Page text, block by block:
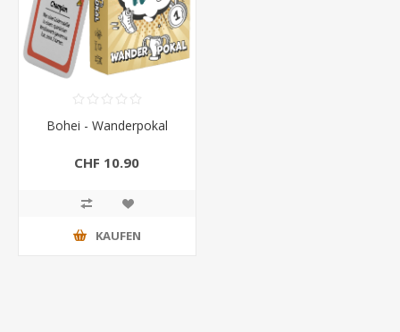
Bohei - Wanderpokal
CHF 10.90
KAUFEN